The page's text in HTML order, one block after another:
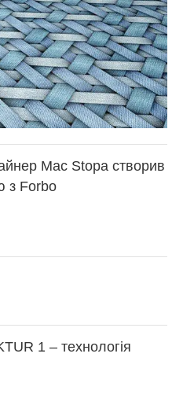
Mac Stopa створив
з Forbo
1 – технологія